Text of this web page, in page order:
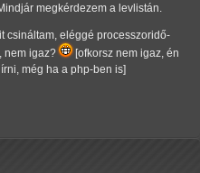
megkérdezem a levlistán.
csináltam, eléggé processzoridő-
nem igaz?
[ofkorsz nem igaz, én
még ha a php-ben is]